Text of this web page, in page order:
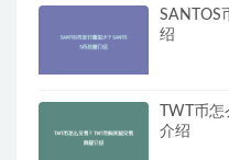
SANTOS
绍
TWT币怎
介绍